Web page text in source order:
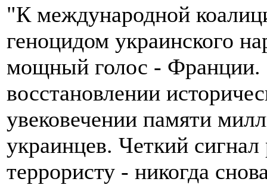
"К международной
геноцидом украинского
мощный голос - Франции.
восстановлении
увековечении памяти
украинцев. Четкий сигнал
террористу - никогда